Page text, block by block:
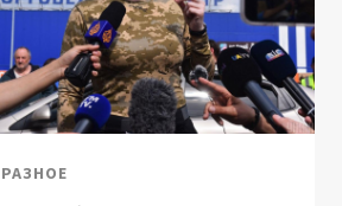
РАЗНОЕ